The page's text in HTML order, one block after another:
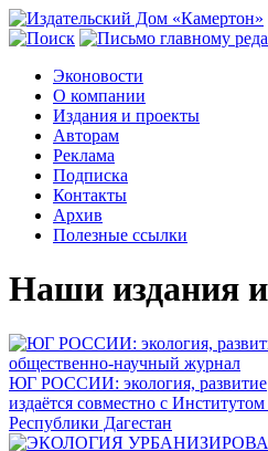
Эконовости
О компании
Издания и проекты
Авторам
Реклама
Подписка
Контакты
Архив
Полезные ссылки
Наши издания
общественно-научный журнал
ЮГ РОССИИ: экология, развитие
издаётся совместно с
Республики Дагестан